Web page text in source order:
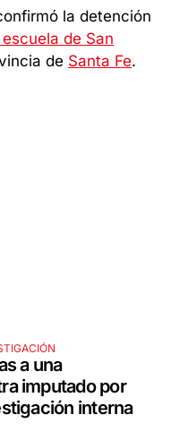
la detención
de San
de Santa Fe.
a una
imputado por
interna